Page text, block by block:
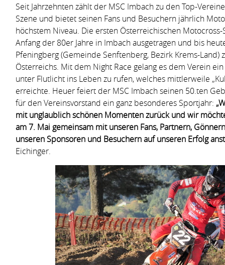
Seit Jahrzehnten zählt der MSC Imbach zu den Top-
Szene und bietet seinen Fans und Besuchern jährlich
höchstem Niveau. Die ersten Österreichischen
Anfang der 80er Jahre in Imbach ausgetragen und bis
Pfeningberg (Gemeinde Senftenberg, Bezirk Krems-Land)
Österreichs. Mit dem Night Race gelang es dem Verein
unter Flutlicht ins Leben zu rufen, welches mittlerweile
erreichte. Heuer feiert der MSC Imbach seinen 50.ten
für den Vereinsvorstand ein ganz besonderes Sportjahr:
mit unglaublich schönen Momenten zurück und wir
am 7. Mai gemeinsam mit unseren Fans, Partnern,
unseren Sponsoren und Besuchern auf unseren Erfolg
Eichinger.